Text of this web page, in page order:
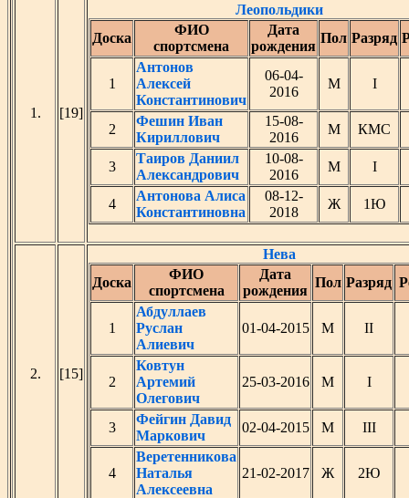
1. [19]
Леопольдики
Доска
ФИО
спортсмена
Дата
рождения
Пол Разряд
1
Антонов
Алексей
Константинович
06-04-
2016
М I
2
Фешин Иван
Кириллович
15-08-
2016
М КМС
3
Таиров Даниил
Александрович
10-08-
2016
М I
4
Антонова Алиса
Константиновна
08-12-
2018
Ж 1Ю
2. [15]
Нева
Доска
ФИО
спортсмена
Дата
рождения
Пол Разряд
1
Абдуллаев
Руслан
Алиевич
01-04-2015 М II
2
Ковтун
Артемий
Олегович
25-03-2016 М I
3
Фейгин Давид
Маркович
02-04-2015 М III
4
Веретенникова
Наталья
Алексеевна
21-02-2017 Ж 2Ю